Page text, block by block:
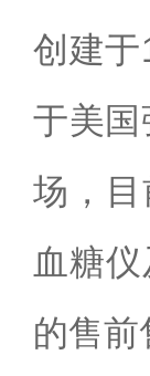
创建
于美
场，
血糖
的售